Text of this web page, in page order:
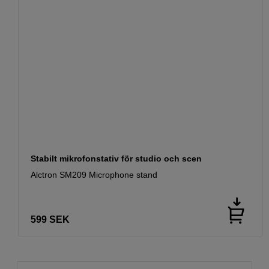
Stabilt mikrofonstativ för studio och scen
Alctron SM209 Microphone stand
599 SEK